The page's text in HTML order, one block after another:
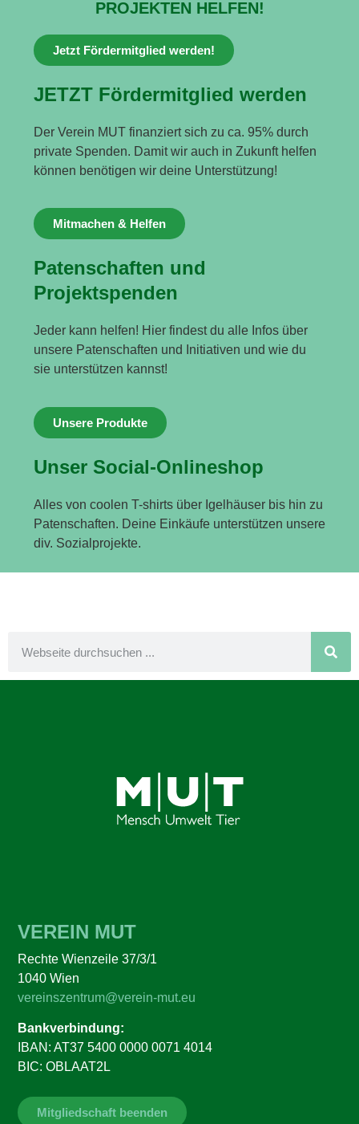
PROJEKTEN HELFEN!
Jetzt Fördermitglied werden!
JETZT Fördermitglied werden
Der Verein MUT finanziert sich zu ca. 95% durch
private Spenden. Damit wir auch in Zukunft helfen
können benötigen wir deine Unterstützung!
Mitmachen & Helfen
Patenschaften und
Projektspenden
Jeder kann helfen! Hier findest du alle Infos über
unsere Patenschaften und Initiativen und wie du
sie unterstützen kannst!
Unsere Produkte
Unser Social-Onlineshop
Alles von coolen T-shirts über Igelhäuser bis hin zu
Patenschaften. Deine Einkäufe unterstützen unsere
div. Sozialprojekte.
VEREIN MUT
Rechte Wienzeile 37/3/1
1040 Wien
vereinszentrum@verein-mut.eu
Bankverbindung:
IBAN: AT37 5400 0000 0071 4014
BIC: OBLAAT2L
Mitgliedschaft beenden